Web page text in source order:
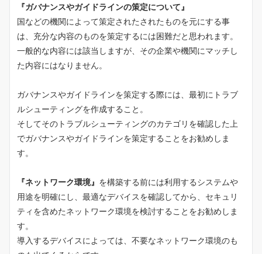
『ガバナンスやガイドラインの策定について』
国などの機関によって策定されたされたものを元にする事
は、充分な内容のものを策定するには困難だと思われます。
一般的な内容には該当しますが、その企業や機関にマッチし
た内容にはなりません。
ガバナンスやガイドラインを策定する際には、最初にトラブ
ルシューティングを作成すること。
そしてそのトラブルシューティングのカテゴリを確認した上
でガバナンスやガイドラインを策定することをお勧めしま
す。
『ネットワーク環境』 を構築する前には利用するシステムや
用途を明確にし、最適なデバイスを確認してから、セキュリ
ティを含めたネットワーク環境を検討することをお勧めしま
す。
導入するデバイスによっては、不要なネットワーク環境のも